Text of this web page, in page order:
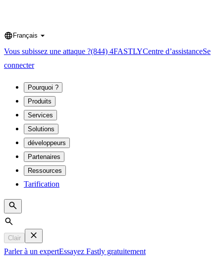
Language
Français
Vous subissez une attaque ?(844) 4FASTLYCentre d’assistanceSe
connecter
Pourquoi ?
Produits
Services
Solutions
développeurs
Partenaires
Ressources
Tarification
Search
Clair
Parler à un expertEssayez Fastly gratuitement